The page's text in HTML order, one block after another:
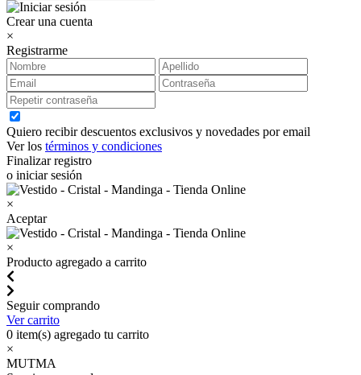
Crear una cuenta
×
Registrarme
Quiero recibir descuentos exclusivos y novedades por email
Ver los términos y condiciones
Finalizar registro
o iniciar sesión
×
Aceptar
×
Producto agregado a carrito
Seguir comprando
Ver carrito
0 item(s) agregado tu carrito
×
MUTMA